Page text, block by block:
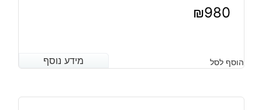
₪980
מידע נוסף הוסף לסל מידע נוסף